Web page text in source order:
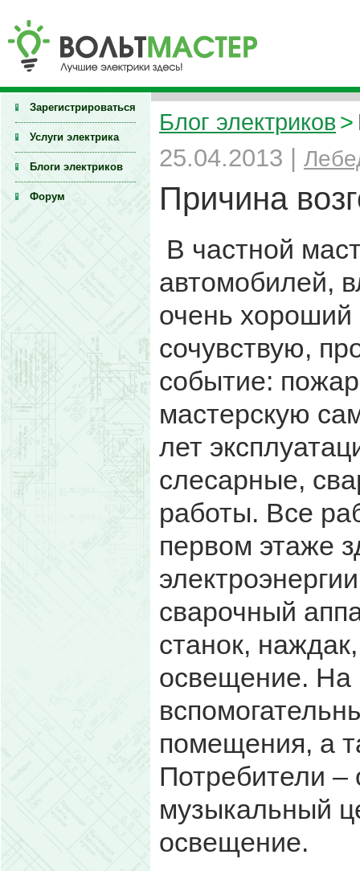
Зарегистрироваться
Услуги электрика
Блоги электриков
Форум
Блог электриков>
25.04.2013 |
Причина
В частной
автомобилей,
очень хороший
сочувствую,
событие:
мастерскую
лет
слесарные,
работы. Все
первом этаже
сварочный
станок,
освещение. На
помещения, а
Потребители
музыкальный
освещение.